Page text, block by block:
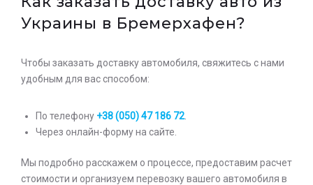
Украины в Бремерхафен?
Чтобы заказать доставку автомобиля, свяжитесь с нами
удобным для вас способом:
По телефону +38 (050) 47 186 72.
Через онлайн-форму на сайте.
Мы подробно расскажем о процессе, предоставим расчет
стоимости и организуем перевозку вашего автомобиля в